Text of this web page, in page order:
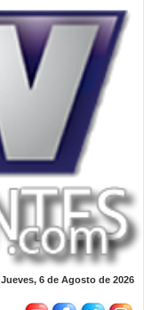
Jueves, 6 de Agosto de 2026